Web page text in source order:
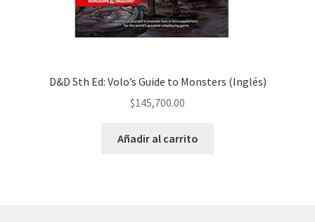
D&D 5th Ed: Volo’s Guide to Monsters (Inglés)
$145,700.00
Añadir al carrito